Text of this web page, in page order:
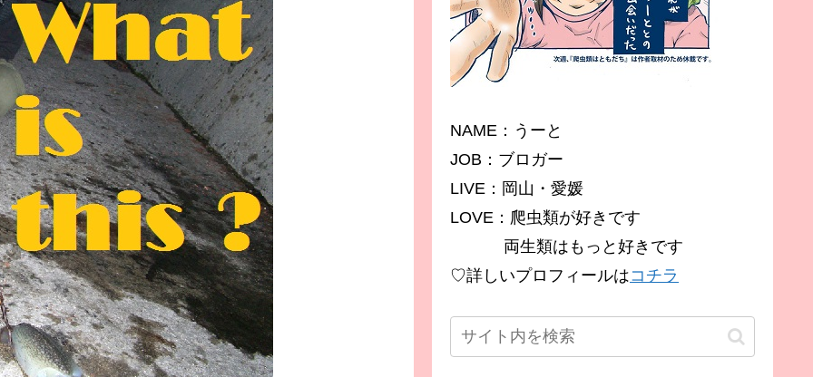
NAME：うーと
JOB：ブロガー
LIVE：岡山・愛媛
LOVE：爬虫類が好きです
両生類はもっと好きです
♡詳しいプロフィールはコチラ